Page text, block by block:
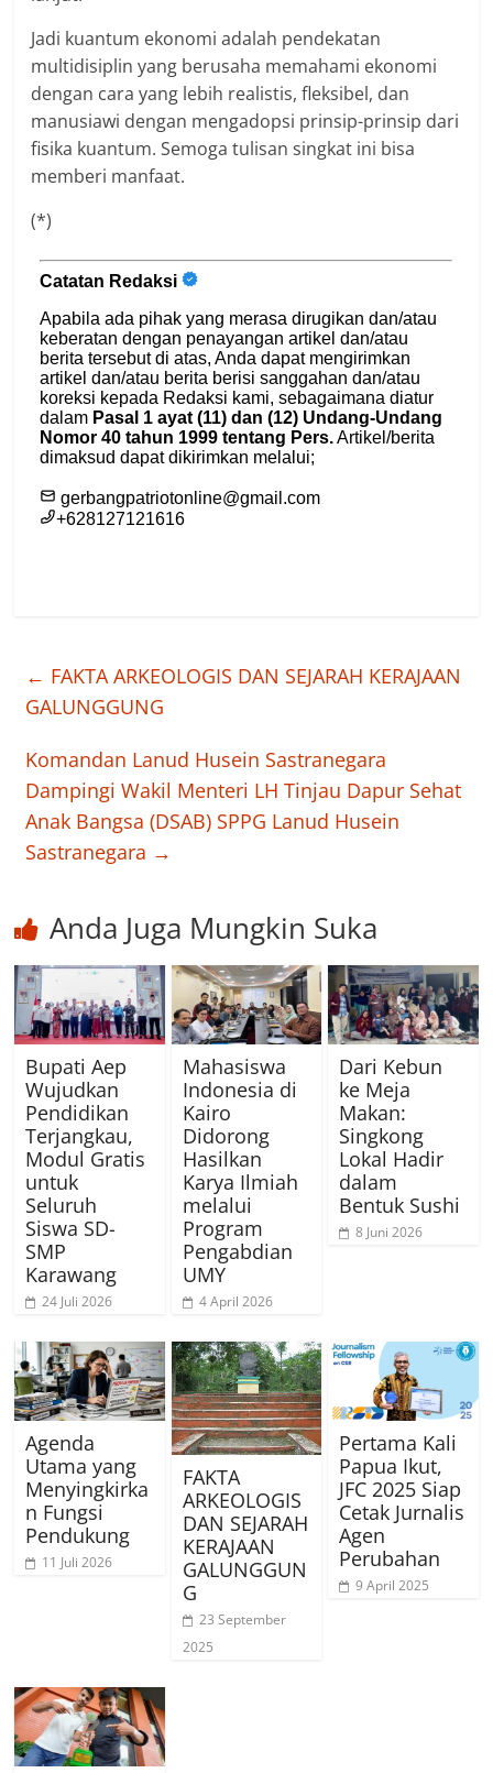
Jadi kuantum ekonomi adalah pendekatan
multidisiplin yang berusaha memahami ekonomi
dengan cara yang lebih realistis, fleksibel, dan
manusiawi dengan mengadopsi prinsip-prinsip dari
fisika kuantum. Semoga tulisan singkat ini bisa
memberi manfaat.
(*)
← FAKTA ARKEOLOGIS DAN SEJARAH KERAJAAN
GALUNGGUNG
Komandan Lanud Husein Sastranegara
Dampingi Wakil Menteri LH Tinjau Dapur Sehat
Anak Bangsa (DSAB) SPPG Lanud Husein
Sastranegara →
Anda Juga Mungkin Suka
Bupati Aep
Wujudkan
Pendidikan
Terjangkau,
Modul Gratis
untuk
Seluruh
Siswa SD-
SMP
Karawang
24 Juli 2026
Mahasiswa
Indonesia di
Kairo
Didorong
Hasilkan
Karya Ilmiah
melalui
Program
Pengabdian
UMY
4 April 2026
Dari Kebun
ke Meja
Makan:
Singkong
Lokal Hadir
dalam
Bentuk Sushi
8 Juni 2026
Agenda
Utama yang
Menyingkirka
n Fungsi
Pendukung
11 Juli 2026
FAKTA
ARKEOLOGIS
DAN SEJARAH
KERAJAAN
GALUNGGUN
G
23 September
2025
Pertama Kali
Papua Ikut,
JFC 2025 Siap
Cetak Jurnalis
Agen
Perubahan
9 April 2025